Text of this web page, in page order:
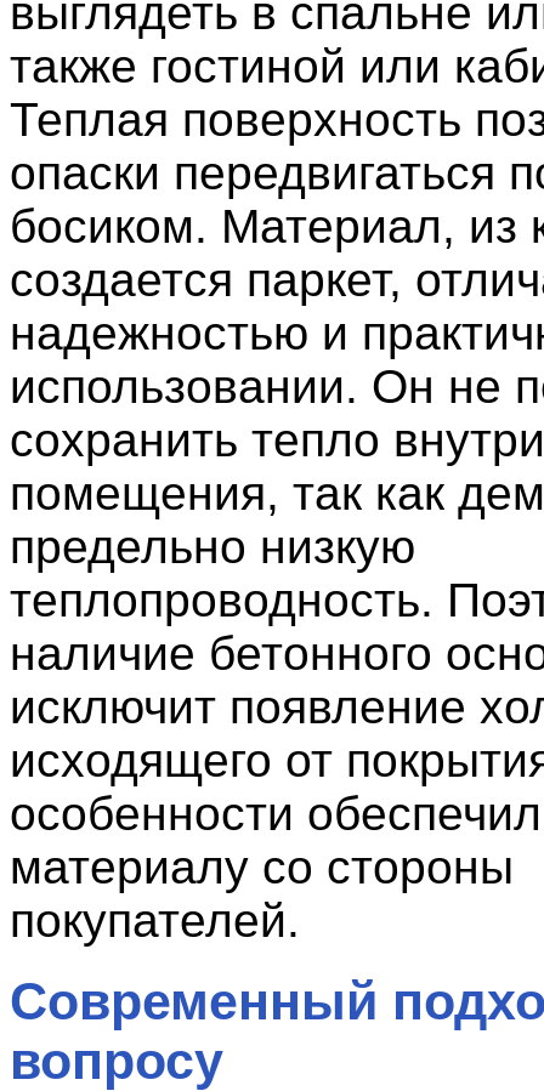
выглядеть в спальне
также гостиной или
Теплая поверхность
опаски передвигаться
босиком. Материал, из
создается паркет,
надежностью и
использовании. Он не
сохранить тепло внутри
помещения, так как
предельно низкую
теплопроводность.
наличие бетонного
исключит появление
исходящего от
особенности
материалу со стороны
покупателей.
Современный
вопросу